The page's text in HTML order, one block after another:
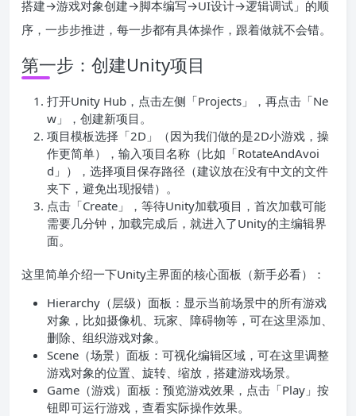
搭建→游戏对象创建→脚本编写→UI设计→逻辑调试」的顺
序，一步步推进，每一步都有具体操作，跟着做就不会错。
第一步：创建Unity项目
打开Unity Hub，点击左侧「Projects」，再点击「Ne
w」，创建新项目。
项目模板选择「2D」（因为我们做的是2D小游戏，操
作更简单），输入项目名称（比如「RotateAndAvoi
d」），选择项目保存路径（建议放在没有中文的文件
夹下，避免出现报错）。
点击「Create」，等待Unity加载项目，首次加载可能
需要几分钟，加载完成后，就进入了Unity的主编辑界
面。
这里简单介绍一下Unity主界面的核心面板（新手必看）：
Hierarchy（层级）面板：显示当前场景中的所有游戏
对象，比如摄像机、玩家、障碍物等，可在这里添加、
删除、组织游戏对象。
Scene（场景）面板：可视化编辑区域，可在这里调整
游戏对象的位置、旋转、缩放，搭建游戏场景。
Game（游戏）面板：预览游戏效果，点击「Play」按
钮即可运行游戏，查看实际操作效果。